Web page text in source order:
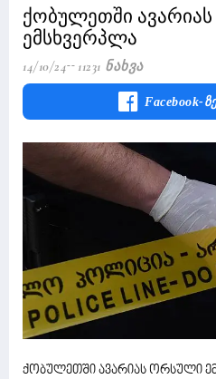
ქობულეთში
ემსხვერპლა
14/10/24 11231 Ნახვა
Facebook-
ქობულეთში ავარიას ორსული